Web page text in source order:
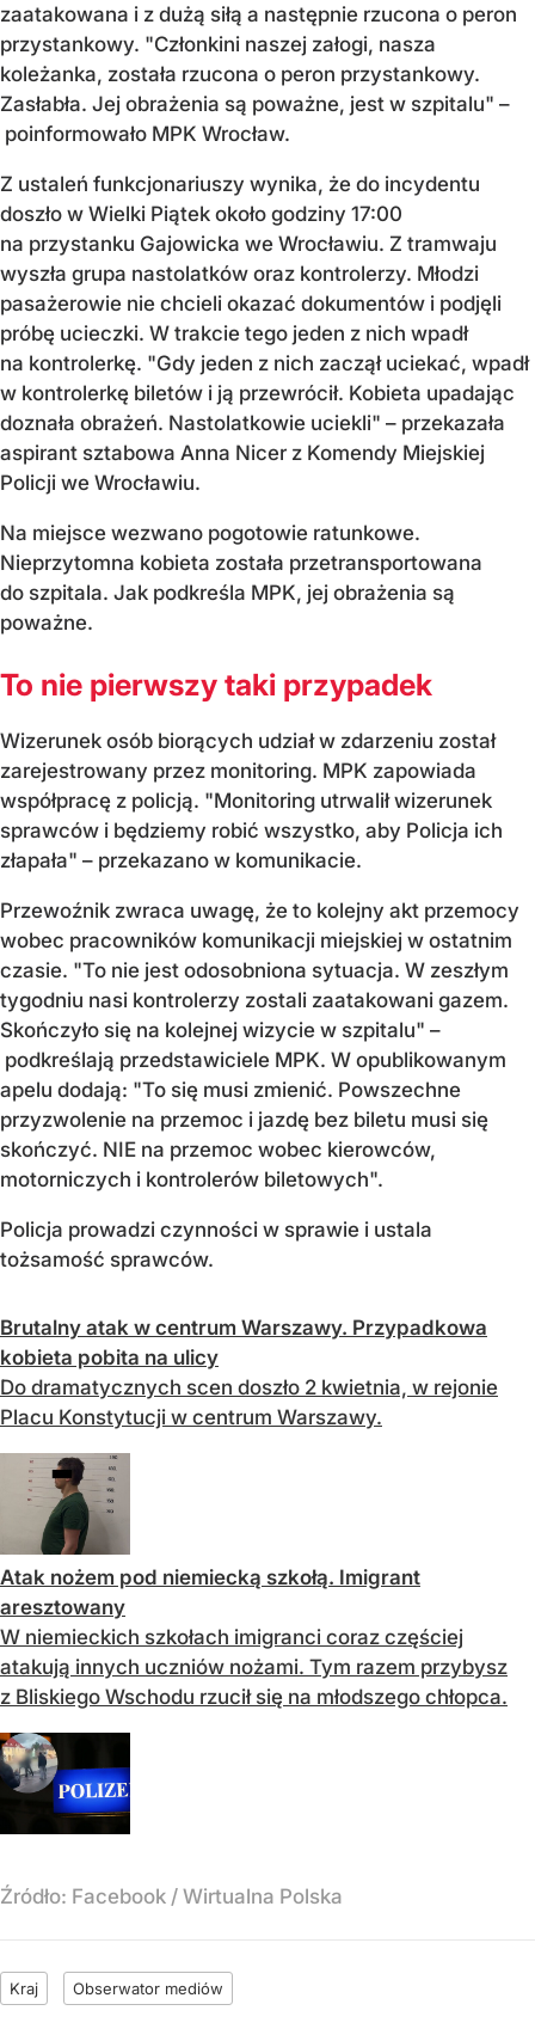
zaatakowana i z dużą siłą a następnie rzucona o peron
przystankowy. "Członkini naszej załogi, nasza
koleżanka, została rzucona o peron przystankowy.
Zasłabła. Jej obrażenia są poważne, jest w szpitalu" –
poinformowało MPK Wrocław.
Z ustaleń funkcjonariuszy wynika, że do incydentu
doszło w Wielki Piątek około godziny 17:00
na przystanku Gajowicka we Wrocławiu. Z tramwaju
wyszła grupa nastolatków oraz kontrolerzy. Młodzi
pasażerowie nie chcieli okazać dokumentów i podjęli
próbę ucieczki. W trakcie tego jeden z nich wpadł
na kontrolerkę. "Gdy jeden z nich zaczął uciekać, wpadł
w kontrolerkę biletów i ją przewrócił. Kobieta upadając
doznała obrażeń. Nastolatkowie uciekli" – przekazała
aspirant sztabowa Anna Nicer z Komendy Miejskiej
Policji we Wrocławiu.
Na miejsce wezwano pogotowie ratunkowe.
Nieprzytomna kobieta została przetransportowana
do szpitala. Jak podkreśla MPK, jej obrażenia są
poważne.
To nie pierwszy taki przypadek
Wizerunek osób biorących udział w zdarzeniu został
zarejestrowany przez monitoring. MPK zapowiada
współpracę z policją. "Monitoring utrwalił wizerunek
sprawców i będziemy robić wszystko, aby Policja ich
złapała" – przekazano w komunikacie.
Przewoźnik zwraca uwagę, że to kolejny akt przemocy
wobec pracowników komunikacji miejskiej w ostatnim
czasie. "To nie jest odosobniona sytuacja. W zeszłym
tygodniu nasi kontrolerzy zostali zaatakowani gazem.
Skończyło się na kolejnej wizycie w szpitalu" –
podkreślają przedstawiciele MPK. W opublikowanym
apelu dodają: "To się musi zmienić. Powszechne
przyzwolenie na przemoc i jazdę bez biletu musi się
skończyć. NIE na przemoc wobec kierowców,
motorniczych i kontrolerów biletowych".
Policja prowadzi czynności w sprawie i ustala
tożsamość sprawców.
Brutalny atak w centrum Warszawy. Przypadkowa
kobieta pobita na ulicy
Do dramatycznych scen doszło 2 kwietnia, w rejonie
Placu Konstytucji w centrum Warszawy.
Atak nożem pod niemiecką szkołą. Imigrant
aresztowany
W niemieckich szkołach imigranci coraz częściej
atakują innych uczniów nożami. Tym razem przybysz
z Bliskiego Wschodu rzucił się na młodszego chłopca.
Źródło: Facebook / Wirtualna Polska
Kraj Obserwator mediów